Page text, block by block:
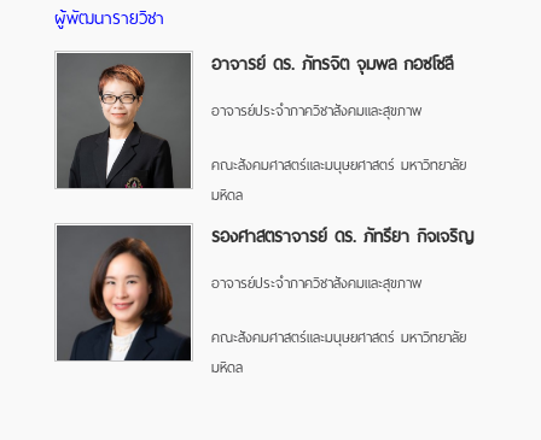
ผู้พัฒนารายวิชา
อาจารย์ ดร. ภัทรจิต จุมพล กอซโซลี
อาจารย์ประจำภาควิชาสังคมและสุขภาพ
คณะสังคมศาสตร์และมนุษยศาสตร์ มหาวิทยาลัย
มหิดล
รองศาสตราจารย์ ดร. ภัทรียา กิจเจริญ
อาจารย์ประจำภาควิชาสังคมและสุขภาพ
คณะสังคมศาสตร์และมนุษยศาสตร์ มหาวิทยาลัย
มหิดล